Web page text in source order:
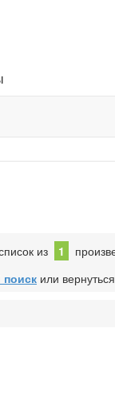
из 1
или